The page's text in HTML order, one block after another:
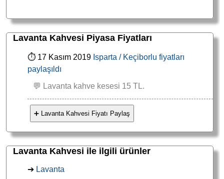
Lavanta Kahvesi Piyasa Fiyatları
⏱ 17 Kasım 2019 Isparta / Keçiborlu fiyatları
paylaşıldı
💬 Lavanta kahve kesesi 15 TL.
➕ Lavanta Kahvesi Fiyatı Paylaş
Lavanta Kahvesi ile ilgili ürünler
➔ Lavanta